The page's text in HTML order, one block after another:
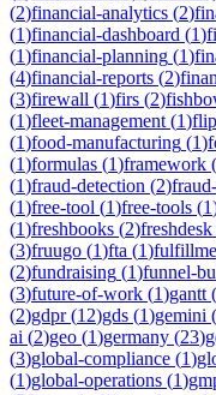
(2)financial-analytics (2)
(1)financial-dashboard (1)
(1)financial-planning (1)
(4)financial-reports (2)
(3)firewall (1)firs (2)
(1)fleet-management (1)
(1)food-manufacturing (1)
(1)formulas (1)framework (
(1)fraud-detection (2)
(1)free-tool (1)free-tools (1
(1)freshbooks (2)freshdesk
(3)fruugo (1)fta (1)
(2)fundraising (1)funnel-
(3)future-of-work (1)gantt (
(2)gdpr(12)gds (1)gemini (
ai (2)geo (1)germany (23)
(3)global-compliance (1)
(1)global-operations (1)